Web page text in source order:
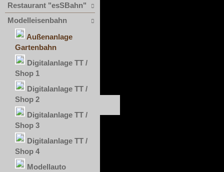
Restaurant "esSBahn"
Modelleisenbahn
Außenanlage
Gartenbahn
Digitalanlage TT /
Shop 1
Digitalanlage TT /
Shop 2
Digitalanlage TT /
Shop 3
Digitalanlage TT /
Shop 4
Modellauto